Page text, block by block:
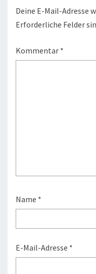
Deine E-Mail-Adresse
Erforderliche Felder
Kommentar *
Name *
E-Mail-Adresse *